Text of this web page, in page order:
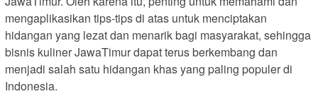
mengaplikasikan tips-tips di atas untuk menciptakan
hidangan yang lezat dan menarik bagi masyarakat, sehingga
bisnis kuliner JawaTimur dapat terus berkembang dan
menjadi salah satu hidangan khas yang paling populer di
Indonesia.